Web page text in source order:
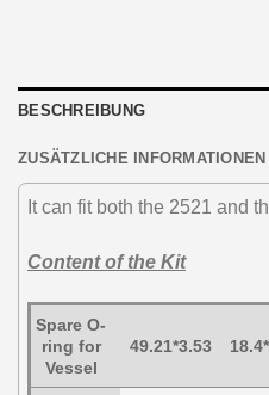
BESCHREIBUNG
ZUSÄTZLICHE INFORMATIONEN
It can fit both the 2521 and
Content of the Kit
Spare O-
ring for
Vessel
49.21*3.53